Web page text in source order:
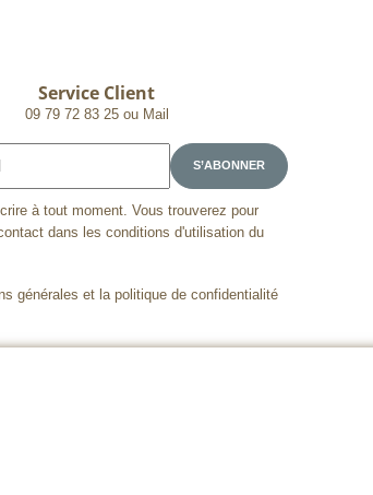
Service Client
09 79 72 83 25 ou Mail
à tout moment. Vous trouverez pour
dans les conditions d'utilisation du
générales et la politique de confidentialité